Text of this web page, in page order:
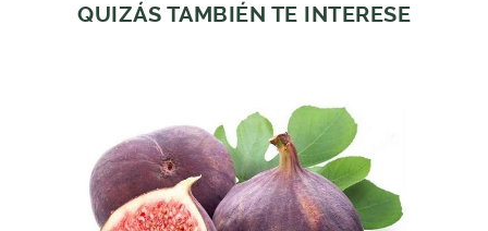
QUIZÁS TAMBIÉN TE INTERESE